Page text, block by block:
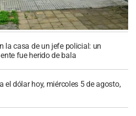
la casa de un jefe policial: un
fue herido de bala
el dólar hoy, miércoles 5 de agosto,